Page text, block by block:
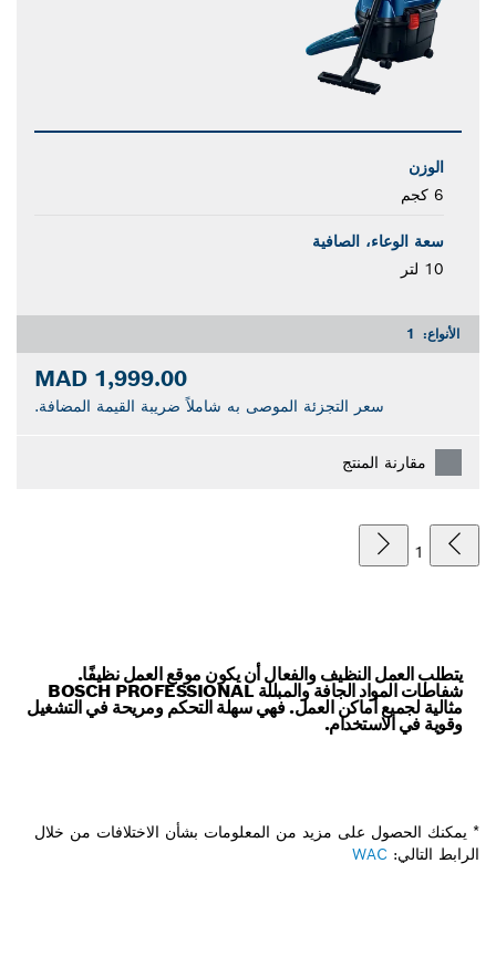
الوزن
6 كجم
سعة الوعاء، الصافية
10 لتر
الأنواع: 1
1,999.00 MAD
سعر التجزئة الموصى به شاملاً ضريبة القيمة المضافة.
مقارنة المنتج
1
يتطلب العمل النظيف والفعال أن يكون موقع العمل نظيفًا.
شفاطات المواد الجافة والمبللة BOSCH PROFESSIONAL
مثالية لجميع أماكن العمل. فهي سهلة التحكم ومريحة في التشغيل
وقوية في الاستخدام.
* يمكنك الحصول على مزيد من المعلومات بشأن الاختلافات من خلال
الرابط التالي: WAC